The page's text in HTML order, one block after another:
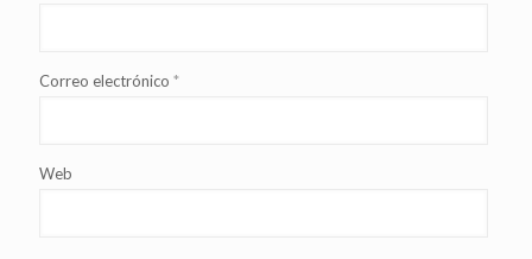
Correo electrónico *
Web